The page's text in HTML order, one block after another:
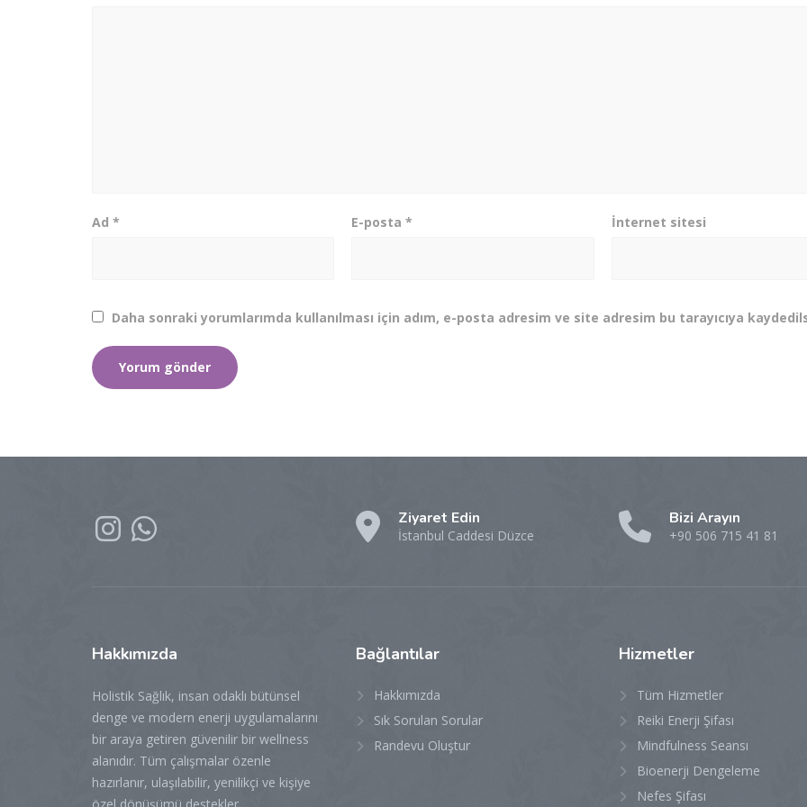
Ad * E-posta* İnternet sitesi
Daha sonraki yorumlarımda kullanılması için adım, e-posta adresim ve site adresim bu tarayıcıya
Ziyaret Edin
İstanbul Caddesi Düzce
Bizi Arayın
+90 506 715 41 81
Hakkımızda
Holistik Sağlık, insan odaklı bütünsel
denge ve modern enerji uygulamalarını
bir araya getiren güvenilir bir wellness
alanıdır. Tüm çalışmalar özenle
hazırlanır, ulaşılabilir, yenilikçi ve kişiye
Bağlantılar
Hakkımızda
Sık Sorulan Sorular
Randevu Oluştur
Hizmetler
Tüm Hizmetler
Reiki Enerji Şifası
Mindfulness Seansı
Bioenerji Dengeleme
Nefes Şifası